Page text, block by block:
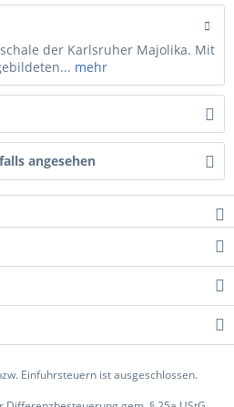
der Karlsruher Majolika. Mit
mehr
angesehen
Einfuhrsteuern ist ausgeschlossen.